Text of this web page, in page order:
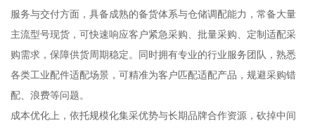
服务与交付方面，具备成熟的备货体系与仓储调配能力，常备大量
主流型号现货，可快速响应客户紧急采购、批量采购、定制适配采
购需求，保障供货周期稳定。同时拥有专业的行业服务团队，熟悉
各类工业配件适配场景，可精准为客户匹配适配产品，规避采购错
配、浪费等问题。
成本优化上，依托规模化集采优势与长期品牌合作资源，砍掉中间